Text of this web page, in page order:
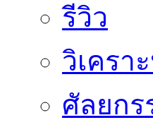
รีวิว
วิเครา
ศัลยกร